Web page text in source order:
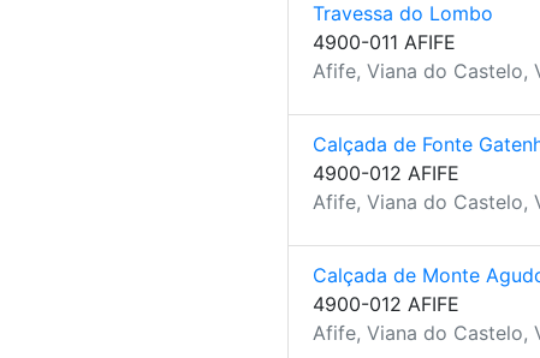
Travessa do Lombo
4900-011 AFIFE
Afife, Viana do Castelo,
Calçada de Fonte
4900-012 AFIFE
Afife, Viana do Castelo,
Calçada de Monte
4900-012 AFIFE
Afife, Viana do Castelo,